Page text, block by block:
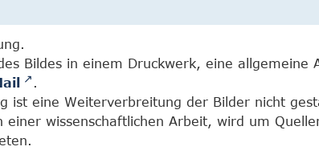
Bildes in einem Druckwerk, eine allgemeine
.
ist eine Weiterverbreitung der Bilder nicht
wissenschaftlichen Arbeit, wird um